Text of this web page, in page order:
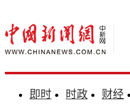
即时 时政 财经